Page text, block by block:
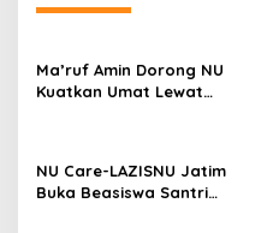
Ma’ruf Amin Dorong NU
Kuatkan Umat Lewat
NU Care-LAZISNU Jatim
Buka Beasiswa Santri